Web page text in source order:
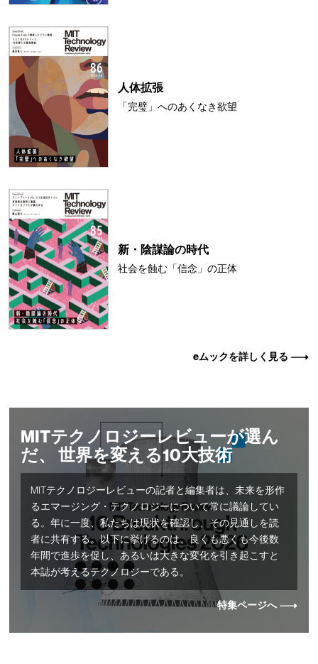
人体拡張
「完璧」へのあくなき欲望
新・陰謀論の時代
社会を蝕む「信念」の正体
eムックを詳しく見る
MITテクノロジーレビューが選ん
だ、 世界を変える10大技術
MITテクノロジーレビューの記者と編集者は、未来を形作
るエマージング・テクノロジーについて常に議論してい
る。年に一度、私たちは現状を確認し、その見通しを読
者に共有する。以下に挙げるのは、良くも悪くも今後数
年間で進歩を促し、あるいは大きな変化を引き起こすと
本誌が考えるテクノロジーである。
特集ページへ